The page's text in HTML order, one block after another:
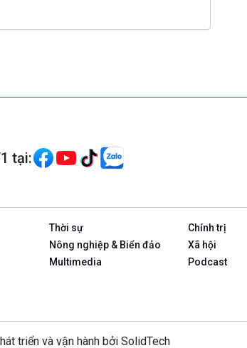
tại:
Thời sự Chính trị
Nông nghiệp & Biển đảo Xã hội
Multimedia Podcast
triển và vận hành bởi SolidTech